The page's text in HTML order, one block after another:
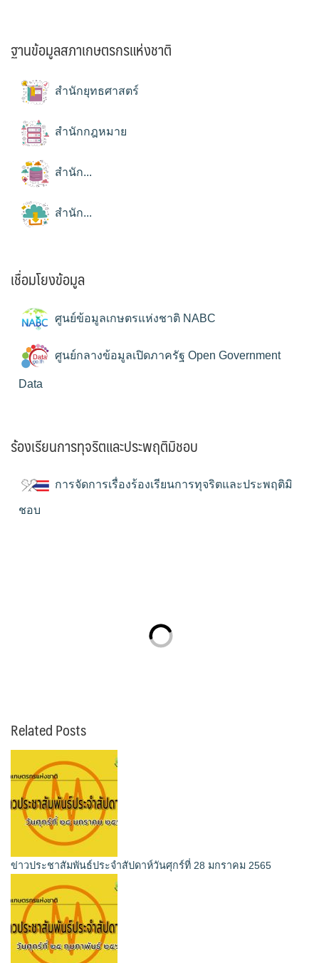
ฐานข้อมูลสภาเกษตรกรแห่งชาติ
สำนักยุทธศาสตร์
สำนักกฎหมาย
สำนัก...
สำนัก...
เชื่อมโยงข้อมูล
ศูนย์ข้อมูลเกษตรแห่งชาติ NABC
ศูนย์กลางข้อมูลเปิดภาครัฐ Open Government
Data
ร้องเรียนการทุจริตและประพฤติมิชอบ
การจัดการเรื่องร้องเรียนการทุจริตและประพฤติมิ
ชอบ
Related Posts
ข่าวประชาสัมพันธ์ประจำสัปดาห์วันศุกร์ที่ 28 มกราคม 2565